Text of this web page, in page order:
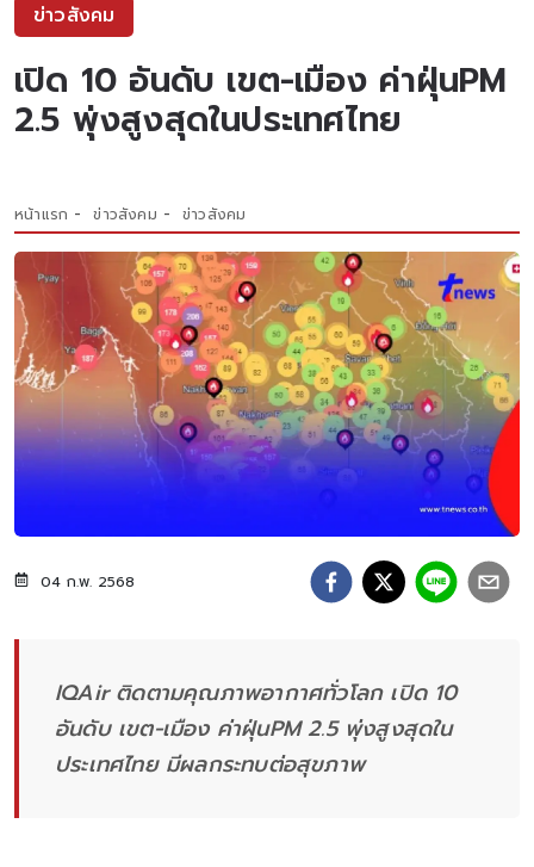
ข่าวสังคม
เปิด 10 อันดับ เขต-เมือง ค่าฝุ่นPM
2.5 พุ่งสูงสุดในประเทศไทย
หน้าแรก ข่าวสังคม ข่าวสังคม
04 ก.พ. 2568
IQAir ติดตามคุณภาพอากาศทั่วโลก เปิด 10
อันดับ เขต-เมือง ค่าฝุ่นPM 2.5 พุ่งสูงสุดใน
ประเทศไทย มีผลกระทบต่อสุขภาพ